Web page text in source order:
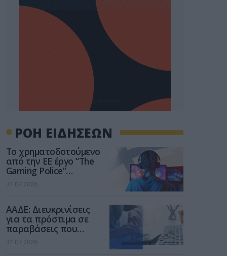
ΡΟΗ ΕΙΔΗΣΕΩΝ
Το χρηματοδοτούμενο
από την ΕΕ έργο “The
Gaming Police”
ενισχύει την ασφάλεια
των παιδιών στο
31.07.2026
ΑΑΔΕ: Διευκρινίσεις
για τα πρόστιμα σε
παραβάσεις που
αφορούν τους ΦΗΜ
31.07.2026